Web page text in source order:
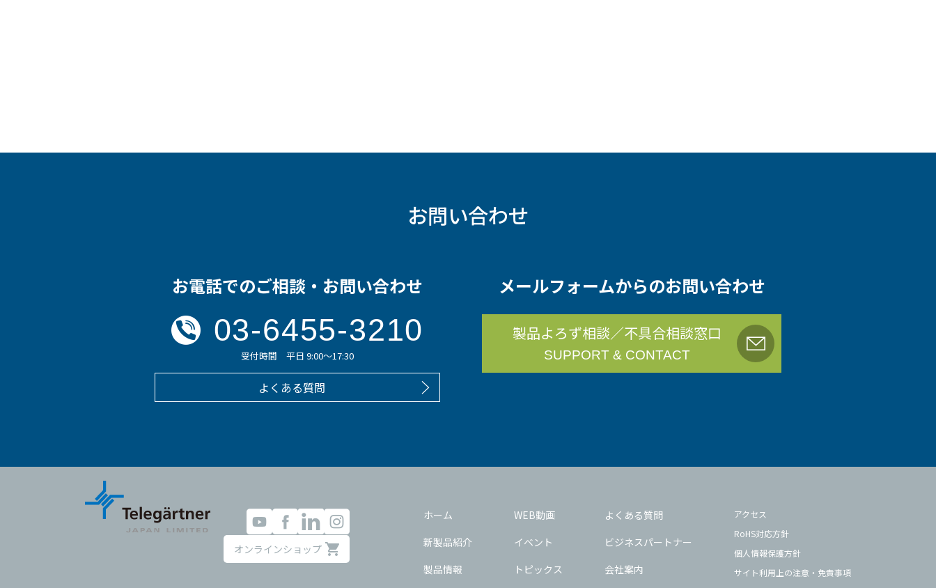
お問い合わせ
お電話でのご相談・お問い合わせ
03-6455-3210
受付時間 平日 9:00～17:30
よくある質問
メールフォームからのお問い合わせ
製品よろず相談／不具合相談窓口
SUPPORT & CONTACT
オンラインショップ
ホーム
新製品紹介
製品情報
WEB動画
イベント
トピックス
よくある質問
ビジネスパートナー
会社案内
アクセス
RoHS対応方針
個人情報保護方針
サイト利用上の注意・免責事項